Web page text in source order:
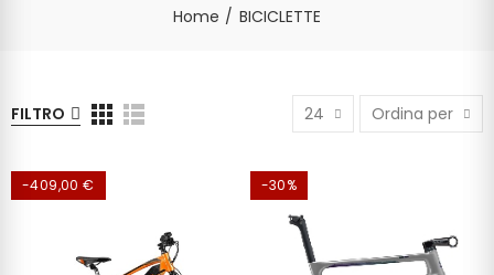
Home BICICLETTE
FILTRO 24 Ordina per
-409,00 € -30%